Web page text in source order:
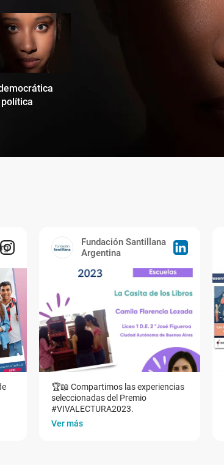
Fundación Santillana
Argentina
🏆📖 Compartimos las experiencias
seleccionadas del Premio
#VIVALECTURA2023.
Ver más